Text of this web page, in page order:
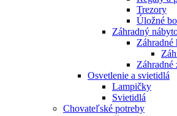
Trezory
Úložné
Záhradný
Záhradné
Záhradné
Osvetlenie a svietidlá
Lampičky
Svietidlá
Chovateľské potreby